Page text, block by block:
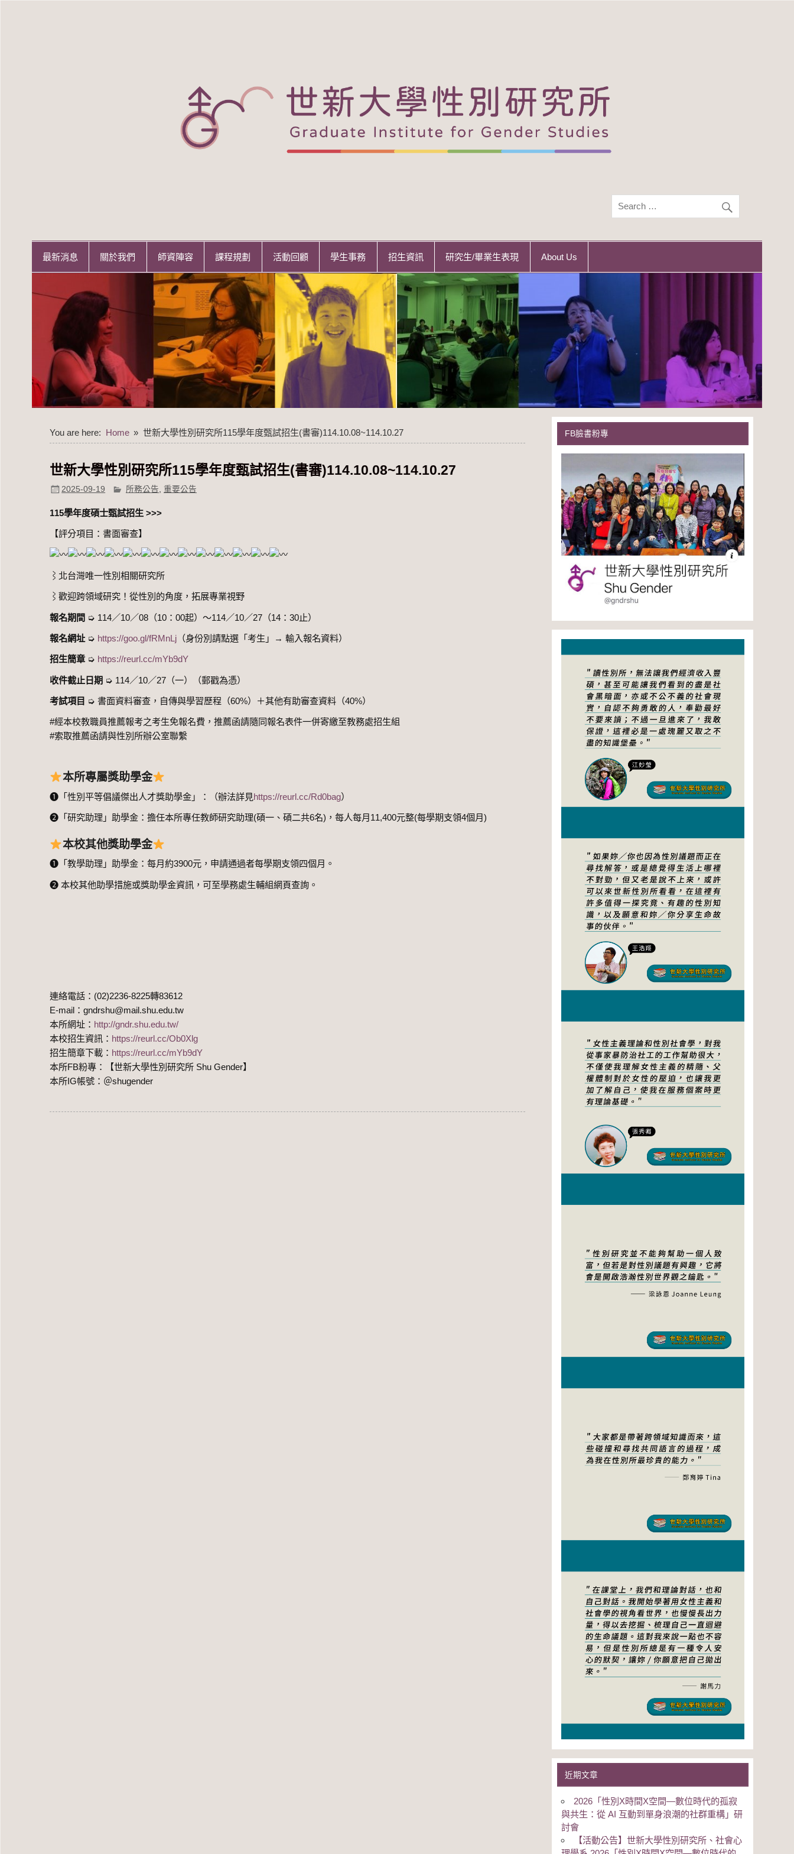
最新消息 關於我們 師資陣容 課程規劃 活動回顧 學生事務 招生資訊 研究生/畢業生表現 About Us
You are here: Home 世新大學性別研究所115學年度甄試招生(書審)114.10.08~114.10.27
世新大學性別研究所115學年度甄試招生(書審)114.10.08~114.10.27
2025-09-19 所務公告 重要公告
115學年度碩士甄試招生 >>>
【評分項目：書面審查】
⌇北台灣唯一性別相關研究所
⌇歡迎跨領域研究！從性別的角度，拓展專業視野
報名期間 ➭ 114／10／08（10：00起）～114／10／27（14：30止）
報名網址 ➭ https://goo.gl/fRMnLj （身份別請點選「考生」→ 輸入報名資料）
招生簡章 ➭ https://reurl.cc/mYb9dY
收件截止日期 ➭ 114／10／27（一）（郵戳為憑）
考試項目 ➭ 書面資料審查，自傳與學習歷程（60%）＋其他有助審查資料（40%）
#經本校教職員推薦報考之考生免報名費，推薦函請隨同報名表件一併寄繳至教務處招生組
#索取推薦函請與性別所辦公室聯繫
本所專屬獎助學金
➊「性別平等倡議傑出人才獎助學金」：（辦法詳見https://reurl.cc/Rd0bag）
➋「研究助理」助學金：擔任本所專任教師研究助理(碩一、碩二共6名)，每人每月11,400元整(每學期支領4個月)
本校其他獎助學金
➊「教學助理」助學金：每月約3900元，申請通過者每學期支領四個月。
➋ 本校其他助學措施或獎助學金資訊，可至學務處生輔組網頁查詢。
連絡電話：(02)2236-8225轉83612
E-mail：gndrshu@mail.shu.edu.tw
本所網址： http://gndr.shu.edu.tw/
本校招生資訊： https://reurl.cc/Ob0Xlg
招生簡章下載： https://reurl.cc/mYb9dY
本所FB粉專：【世新大學性別研究所 Shu Gender】
本所IG帳號：＠shugender
FB臉書粉專
近期文章
2026「性別Χ時間Χ空間—數位時代的孤寂
與共生：從 AI 互動到單身浪潮的社群重構」研
討會
【活動公告】世新大學性別研究所、社會心